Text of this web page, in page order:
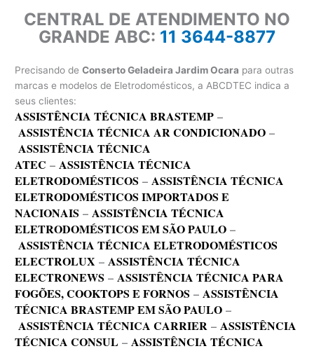
CENTRAL DE ATENDIMENTO NO
GRANDE ABC: 11 3644-8877
Precisando deConserto Geladeira Jardim Ocara para outras
marcas e modelos de Eletrodomésticos, a ABCDTEC indica a
seus clientes:
ASSISTÊNCIA TÉCNICA BRASTEMP –
ASSISTÊNCIA TÉCNICA AR CONDICIONADO –
ASSISTÊNCIA TÉCNICA
ATEC –ASSISTÊNCIA TÉCNICA
ELETRODOMÉSTICOS –ASSISTÊNCIA TÉCNICA
ELETRODOMÉSTICOS IMPORTADOS E
NACIONAIS –ASSISTÊNCIA TÉCNICA
ELETRODOMÉSTICOS EM SÃO PAULO –
ASSISTÊNCIA TÉCNICA ELETRODOMÉSTICOS
ELECTROLUX –ASSISTÊNCIA TÉCNICA
ELECTRONEWS –ASSISTÊNCIA TÉCNICA PARA
FOGÕES, COOKTOPS E FORNOS –ASSISTÊNCIA
TÉCNICA BRASTEMP EM SÃO PAULO –
ASSISTÊNCIA TÉCNICA CARRIER –ASSISTÊNCIA
TÉCNICA CONSUL –ASSISTÊNCIA TÉCNICA